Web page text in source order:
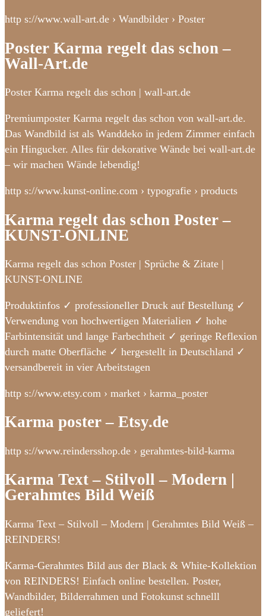
http s://www.wall-art.de › Wandbilder › Poster
Poster Karma regelt das schon –
Wall-Art.de
Poster Karma regelt das schon | wall-art.de
Premiumposter Karma regelt das schon von wall-art.de.
Das Wandbild ist als Wanddeko in jedem Zimmer einfach
ein Hingucker. Alles für dekorative Wände bei wall-art.de
– wir machen Wände lebendig!
http s://www.kunst-online.com › typografie › products
Karma regelt das schon Poster –
KUNST-ONLINE
Karma regelt das schon Poster | Sprüche & Zitate |
KUNST-ONLINE
Produktinfos ✓ professioneller Druck auf Bestellung ✓
Verwendung von hochwertigen Materialien ✓ hohe
Farbintensität und lange Farbechtheit ✓ geringe Reflexion
durch matte Oberfläche ✓ hergestellt in Deutschland ✓
versandbereit in vier Arbeitstagen
http s://www.etsy.com › market › karma_poster
Karma poster – Etsy.de
http s://www.reindersshop.de › gerahmtes-bild-karma
Karma Text – Stilvoll – Modern |
Gerahmtes Bild Weiß
Karma Text – Stilvoll – Modern | Gerahmtes Bild Weiß –
REINDERS!
Karma-Gerahmtes Bild aus der Black & White-Kollektion
von REINDERS! Einfach online bestellen. Poster,
Wandbilder, Bilderrahmen und Fotokunst schnelll
geliefert!